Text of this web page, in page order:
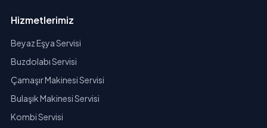
Hizmetlerimiz
Beyaz Eşya Servisi
Buzdolabı Servisi
Çamaşır Makinesi Servisi
Bulaşık Makinesi Servisi
Kombi Servisi